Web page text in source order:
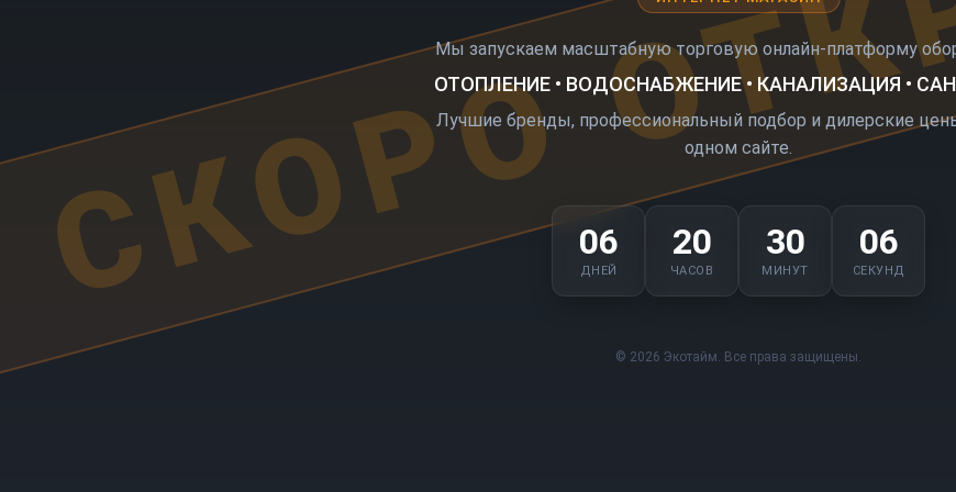
Мы запускаем масштабную торговую онлайн-платформу
ОТОПЛЕНИЕ • ВОДОСНАБЖЕНИЕ • КАНАЛИЗАЦИЯ •
Лучшие бренды, профессиональный подбор и дилерские
одном сайте.
06
ДНЕЙ
20
ЧАСОВ
30
МИНУТ
06
СЕКУНД
© 2026 Экотайм. Все права защищены.